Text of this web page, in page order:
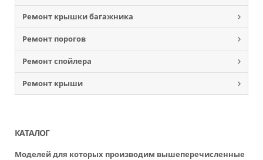
Ремонт крышки багажника
Ремонт порогов
Ремонт спойлера
Ремонт крыши
КАТАЛОГ
Моделей для которых производим вышеперечисленные